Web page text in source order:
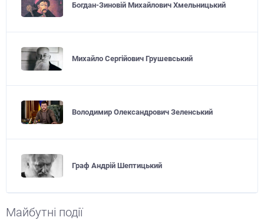
Богдан-Зиновій Михайлович Хмельницький
Михайло Сергійович Грушевський
Володимир Олександрович Зеленський
Граф Андрій Шептицький
Майбутні події